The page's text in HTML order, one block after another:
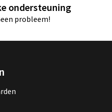
ondersteuning
probleem!